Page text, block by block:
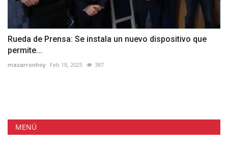
Rueda de Prensa: Se instala un nuevo dispositivo que
permite...
mazarronhoy Feb 18, 2025 387
MENÚ